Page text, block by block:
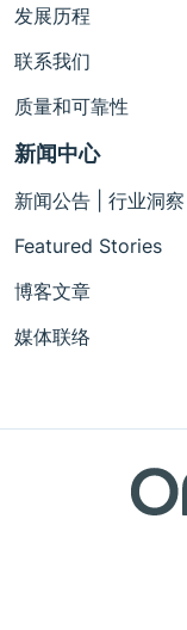
发展历程
联系我们
质量和可靠性
新闻中心
新闻公告 | 行业洞察
Featured Stories
博客文章
媒体联络